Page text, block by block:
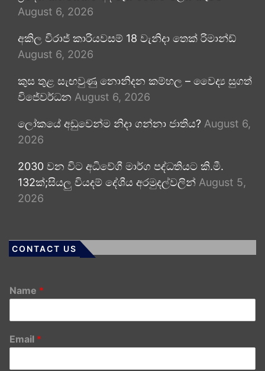
August 6, 2026
අකිල විරාජ් කාරියවසම් 18 වැනිදා තෙක් රිමාන්ඩ්
August 6, 2026
කුස තුළ සැඟවුණු නොනිදන කම්හල – වෛද්‍ය සුගත්
විජේවර්ධන August 6, 2026
ලෝකයේ අඩුවෙන්ම නිදා ගන්නා ජාතිය? August 6,
2026
2030 වන විට අධිවේගී මාර්ග පද්ධතියට කි.මී.
132ක්;සියලු වියදම් දේශීය අරමුදල්වලින් August 5,
2026
CONTACT US
Name *
Email *